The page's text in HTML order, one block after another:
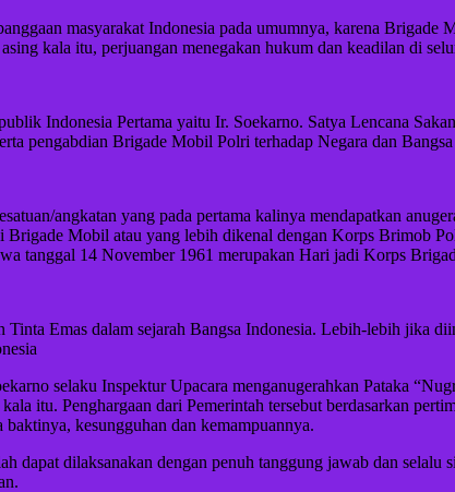
masyarakat Indonesia pada umumnya, karena Brigade
kala itu, perjuangan menegakan hukum dan keadilan di
Indonesia Pertama yaitu Ir. Soekarno. Satya Lencana
pengabdian Brigade Mobil Polri terhadap Negara dan
angkatan yang pada pertama kalinya mendapatkan
Mobil atau yang lebih dikenal dengan Korps Brimob
tanggal 14 November 1961 merupakan Hari jadi Korps
Emas dalam sejarah Bangsa Indonesia. Lebih-lebih jika
selaku Inspektur Upacara menganugerahkan Pataka
itu. Penghargaan dari Pemerintah tersebut berdasarkan
kesungguhan dan kemampuannya.
dapat dilaksanakan dengan penuh tanggung jawab dan selalu